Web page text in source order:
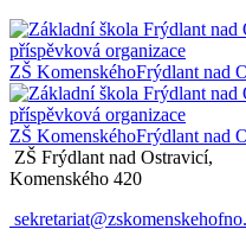
ZŠ KomenskéhoFrýdlant nad
ZŠ KomenskéhoFrýdlant nad
ZŠ Frýdlant nad Ostravicí,
Komenského 420